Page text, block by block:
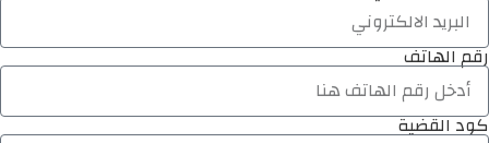
رقم الهاتف
كود القضية